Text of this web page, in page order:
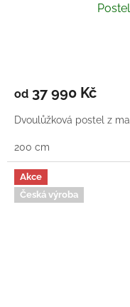
od 37 990 Kč
Dvoulůžková postel z
200 cm
Akce
Česká výroba